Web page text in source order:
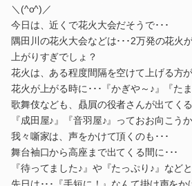
＼(^o^)／
今日は、近くで花火大会だそうで･･･
隅田川の花火大会などは･･･2万発の花火
上がりすぎでしょ？
花火は、ある程度間隔を空けて上げる方
花火が上がる時に･･･『かぎや～♪』『た
歌舞伎なども、贔屓の役者さんが出てく
『成田屋♪』『音羽屋♪』っておお向こう
我々噺家は、声をかけて頂くのも･･･
舞台袖口から高座まで出てくる間に･･･
『待ってました♪』や『たっぷり♪』など